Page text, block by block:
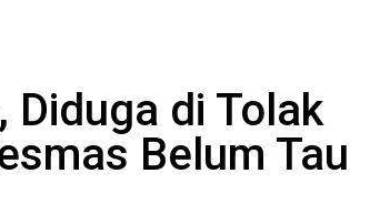
Diduga di Tolak
Belum Tau